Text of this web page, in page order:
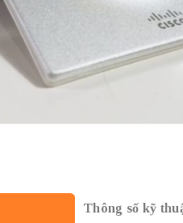
Thông số kỹ